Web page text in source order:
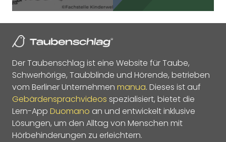
Der Taubenschlag ist eine Website für Taube,
Schwerhörige, Taubblinde und Hörende, betrieben
vom Berliner Unternehmen manua. Dieses ist auf
Gebärdensprachvideos spezialisiert, bietet die
Lern-App Duomano an und entwickelt inklusive
Lösungen, um den Alltag von Menschen mit
Hörbehinderungen zu erleichtern.